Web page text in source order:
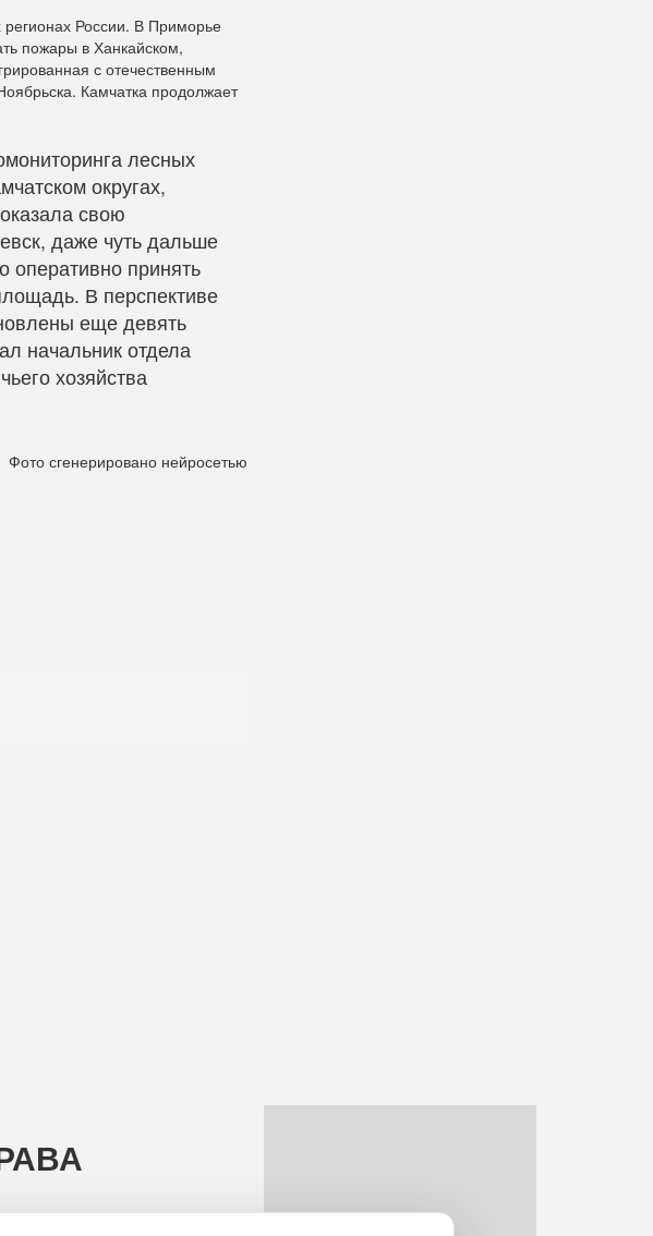
России. В Приморье
пожары в Ханкайском,
с отечественным
Камчатка продолжает
лесных
округах,
свою
даже чуть дальше
оперативно принять
В перспективе
еще девять
начальник отдела
хозяйства
Фото сгенерировано нейросетью